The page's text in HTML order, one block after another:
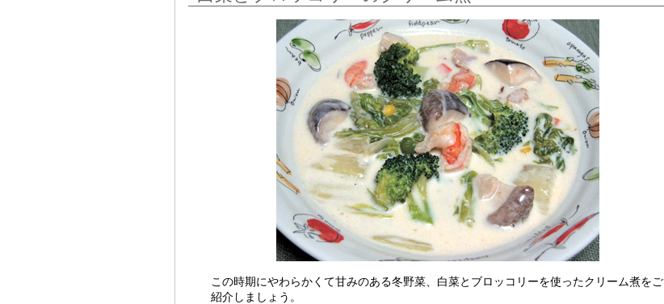
この時期にやわらかくて甘みのある冬野菜、白菜とブロッコリーを使ったクリーム煮をご
紹介しましょう。